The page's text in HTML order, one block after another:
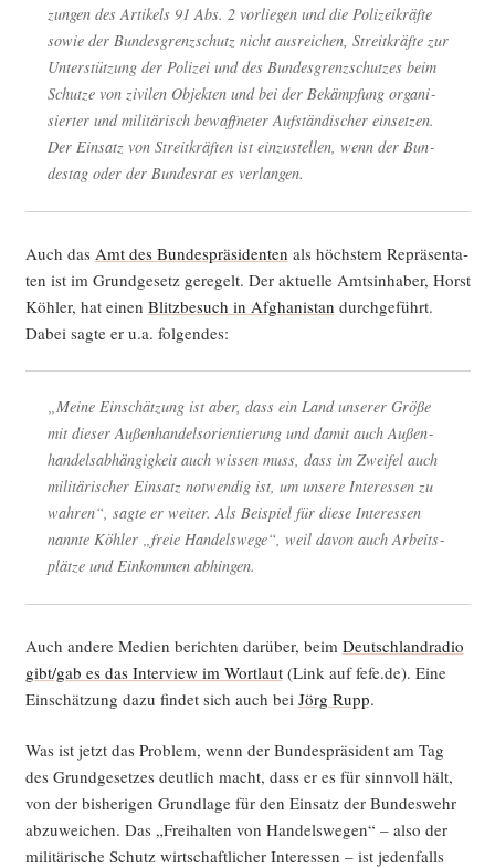
zun­gen des Arti­kels 91 Abs. 2 vor­lie­gen und die Poli­zei­kräf­te
sowie der Bun­des­grenz­schutz nicht aus­rei­chen, Streit­kräf­te zur
Unter­stüt­zung der Poli­zei und des Bun­des­grenz­schut­zes beim
Schut­ze von zivi­len Objek­ten und bei der Bekämp­fung orga­ni­
sier­ter und mili­tä­risch bewaff­ne­ter Auf­stän­di­scher ein­set­zen.
Der Ein­satz von Streit­kräf­ten ist ein­zu­stel­len, wenn der Bun­
des­tag oder der Bun­des­rat es verlangen.
Auch das Amt des Bun­des­prä­si­den­ten als höchs­tem Reprä­sen­ta­
ten ist im Grund­ge­setz gere­gelt. Der aktu­el­le Amts­in­ha­ber, Horst
Köh­ler, hat einen Blitz­be­such in Afgha­ni­stan durch­ge­führt.
Dabei sag­te er u.a. folgendes:
„Mei­ne Ein­schät­zung ist aber, dass ein Land unse­rer Grö­ße
mit die­ser Außen­han­dels­ori­en­tie­rung und damit auch Außen­
han­dels­ab­hän­gig­keit auch wis­sen muss, dass im Zwei­fel auch
mili­tä­ri­scher Ein­satz not­wen­dig ist, um unse­re Inter­es­sen zu
wah­ren“, sag­te er wei­ter. Als Bei­spiel für die­se Inter­es­sen
nann­te Köh­ler „freie Han­dels­we­ge“, weil davon auch Arbeits­
plät­ze und Ein­kom­men abhingen.
Auch ande­re Medi­en berich­ten dar­über, beim Deutsch­land­ra­dio
gibt/gab es das Inter­view im Wort­laut(Link auf fefe.de). Eine
Ein­schät­zung dazu fin­det sich auch bei Jörg Rupp.
Was ist jetzt das Pro­blem, wenn der Bun­des­prä­si­dent am Tag
des Grund­ge­set­zes deut­lich macht, dass er es für sinn­voll hält,
von der bis­he­ri­gen Grund­la­ge für den Ein­satz der Bun­des­wehr
abzu­wei­chen. Das „Frei­hal­ten von Han­dels­we­gen“ – also der
mili­tä­ri­sche Schutz wirt­schaft­li­cher Inter­es­sen – ist jeden­falls